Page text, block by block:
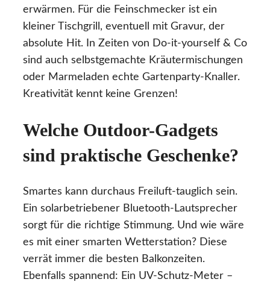
erwärmen. Für die Feinschmecker ist ein
kleiner Tischgrill, eventuell mit Gravur, der
absolute Hit. In Zeiten von Do-it-yourself & Co
sind auch selbstgemachte Kräutermischungen
oder Marmeladen echte Gartenparty-Knaller.
Kreativität kennt keine Grenzen!
Welche Outdoor-Gadgets
sind praktische Geschenke?
Smartes kann durchaus Freiluft-tauglich sein.
Ein solarbetriebener Bluetooth-Lautsprecher
sorgt für die richtige Stimmung. Und wie wäre
es mit einer smarten Wetterstation? Diese
verrät immer die besten Balkonzeiten.
Ebenfalls spannend: Ein UV-Schutz-Meter –